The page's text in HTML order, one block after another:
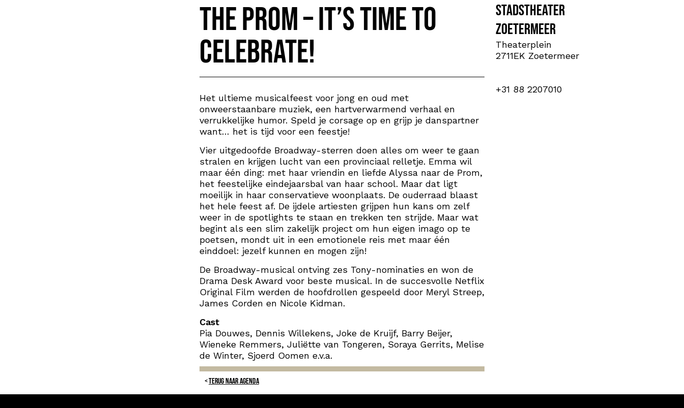
The Prom – It’s time to
celebrate!
Het ultieme musicalfeest voor jong en oud met
onweerstaanbare muziek, een hartverwarmend verhaal en
verrukkelijke humor. Speld je corsage op en grijp je danspartner
want… het is tijd voor een feestje!
Vier uitgedoofde Broadway-sterren doen alles om weer te gaan
stralen en krijgen lucht van een provinciaal relletje. Emma wil
maar één ding: met haar vriendin en liefde Alyssa naar de Prom,
het feestelijke eindejaarsbal van haar school. Maar dat ligt
moeilijk in haar conservatieve woonplaats. De ouderraad blaast
het hele feest af. De ijdele artiesten grijpen hun kans om zelf
weer in de spotlights te staan en trekken ten strijde. Maar wat
begint als een slim zakelijk project om hun eigen imago op te
poetsen, mondt uit in een emotionele reis met maar één
einddoel: jezelf kunnen en mogen zijn!
De Broadway-musical ontving zes Tony-nominaties en won de
Drama Desk Award voor beste musical. In de succesvolle Netflix
Original Film werden de hoofdrollen gespeeld door Meryl Streep,
James Corden en Nicole Kidman.
Cast
Pia Douwes, Dennis Willekens, Joke de Kruijf, Barry Beijer,
Wieneke Remmers, Juliëtte van Tongeren, Soraya Gerrits, Melise
de Winter, Sjoerd Oomen e.v.a.
TERUG NAAR AGENDA
Stadstheater
Zoetermeer
Theaterplein
2711EK Zoetermeer
+31 88 2207010